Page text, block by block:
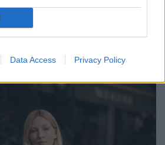
Data Access Privacy Policy